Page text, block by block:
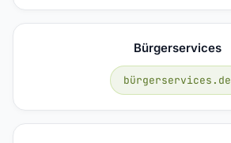
Bürgerservices
bürgerservices.de